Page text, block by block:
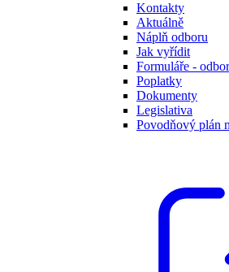
Kontakty
Aktuálně
Náplň odboru
Jak vyřídit
Formuláře -
Poplatky
Dokumenty
Legislativa
Povodňový plán